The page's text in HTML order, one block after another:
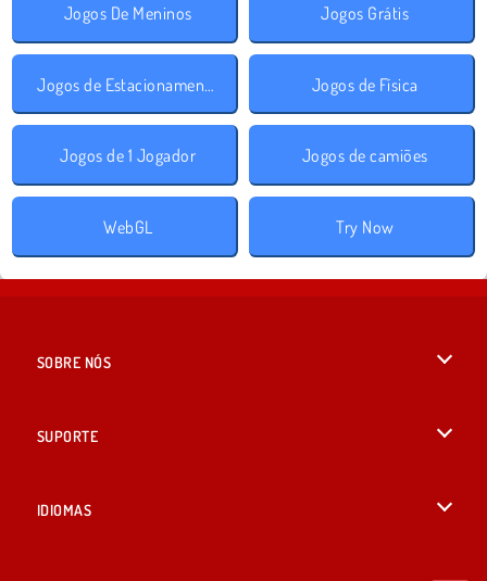
Jogos De Meninos Jogos Grátis
Jogos de Estacionamento Jogos de Física
Jogos de 1 Jogador Jogos de camiões
WebGL Try Now
SOBRE NÓS
SUPORTE
IDIOMAS